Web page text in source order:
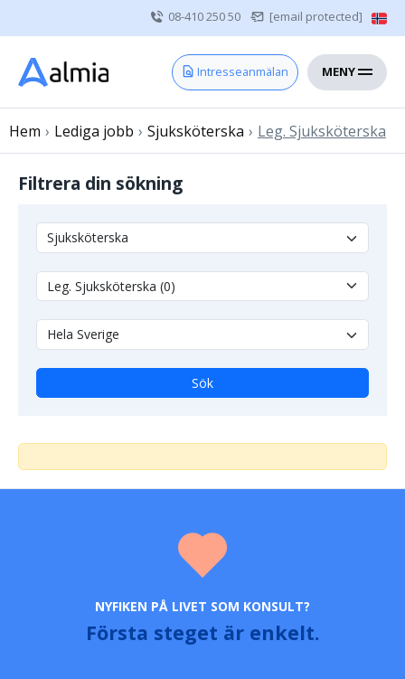
08-410 250 50 [email protected]
Intresseanmälan MENY
Hem
Vårdgivare
Om oss
Kontakt
Övrig vårdpersonal
Hem › Lediga jobb › Sjuksköterska › Leg. Sjuksköterska
Filtrera din sökning
Sök
NYFIKEN PÅ LIVET SOM KONSULT?
Första steget är enkelt.